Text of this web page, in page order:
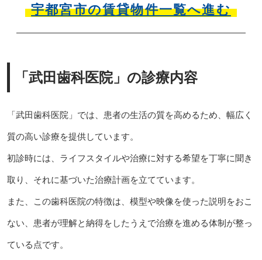
宇都宮市の賃貸物件一覧へ進む
「武田歯科医院」の診療内容
「武田歯科医院」では、患者の生活の質を高めるため、幅広く
質の高い診療を提供しています。
初診時には、ライフスタイルや治療に対する希望を丁寧に聞き
取り、それに基づいた治療計画を立てています。
また、この歯科医院の特徴は、模型や映像を使った説明をおこ
ない、患者が理解と納得をしたうえで治療を進める体制が整っ
ている点です。